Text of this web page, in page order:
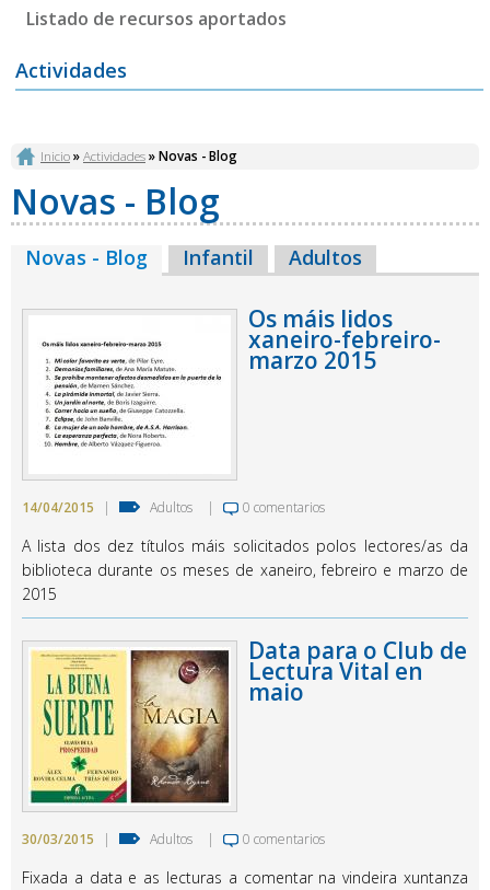
Listado de recursos aportados
Actividades
Vostede está aquí
Inicio»Actividades» Novas - Blog
Novas - Blog
Novas - Blog (solapa activa)
Infantil Adultos
Os máis lidos
xaneiro-febreiro-
marzo 2015
14/04/2015 | Adultos | 0 comentarios
A lista dos dez títulos máis solicitados polos lectores/as da
biblioteca durante os meses de xaneiro, febreiro e marzo de
2015
Data para o Club de
Lectura Vital en
maio
30/03/2015 | Adultos | 0 comentarios
Fixada a data e as lecturas a comentar na vindeira xuntanza